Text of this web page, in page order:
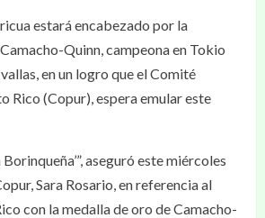
estará encabezado por la
Quinn, campeona en Tokio
en un logro que el Comité
Rico (Copur), espera emular este
Borinqueña’”, aseguró este miércoles
Sara Rosario, en referencia al
con la medalla de oro de Camacho-